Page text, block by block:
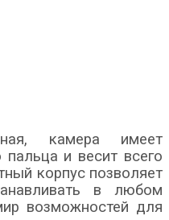
камера имеет
и весит всего
корпус позволяет
в любом
возможностей для